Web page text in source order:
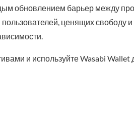
обновлением барьер между
ценящих свободу и
и используйте Wasabi